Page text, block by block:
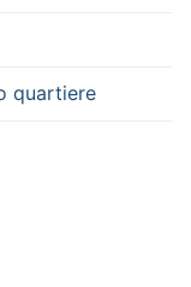
quartiere